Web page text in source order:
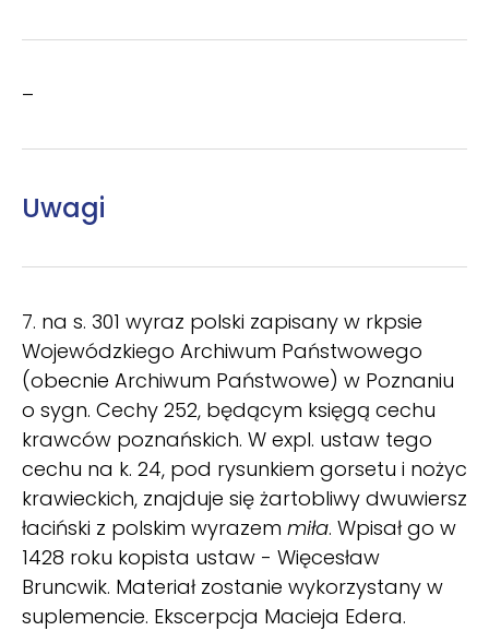
–
Uwagi
7. na s. 301 wyraz polski zapisany w rkpsie
Wojewódzkiego Archiwum Państwowego
(obecnie Archiwum Państwowe) w Poznaniu
o sygn. Cechy 252, będącym księgą cechu
krawców poznańskich. W expl. ustaw tego
cechu na k. 24, pod rysunkiem gorsetu i nożyc
krawieckich, znajduje się żartobliwy dwuwiersz
łaciński z polskim wyrazem miła. Wpisał go w
1428 roku kopista ustaw - Więcesław
Bruncwik. Materiał zostanie wykorzystany w
suplemencie. Ekscerpcja Macieja Edera.